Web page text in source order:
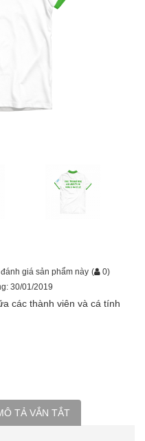
giá sản phẩm này ( 0)
30/01/2019
các thành viên và cá tính
TẢ VẮN TẮT